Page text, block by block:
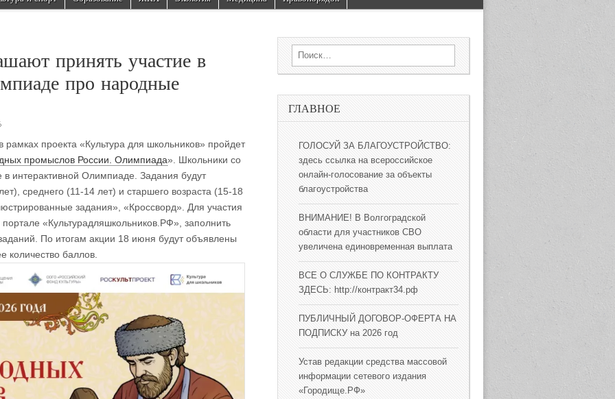
принять участие в
про народные
проекта «Культура для школьников» пройдет
промыслов России. Олимпиада». Школьники со
в интерактивной Олимпиаде. Задания будут
среднего (11-14 лет) и старшего возраста (15-18
задания», «Кроссворд». Для участия
«Культурадляшкольников.РФ», заполнить
По итогам акции 18 июня будут объявлены
количество баллов.
Search for:
ГЛАВНОЕ
ГОЛОСУЙ ЗА БЛАГОУСТРОЙСТВО:
здесь ссылка на всероссийское
онлайн-голосование за объекты
благоустройства
ВНИМАНИЕ! В Волгоградской
области для участников СВО
увеличена единовременная выплата
ВСЕ О СЛУЖБЕ ПО КОНТРАКТУ
ЗДЕСЬ: http://контракт34.рф
ПУБЛИЧНЫЙ ДОГОВОР-ОФЕРТА НА
ПОДПИСКУ на 2026 год
Устав редакции средства массовой
информации сетевого издания
«Городище.РФ»